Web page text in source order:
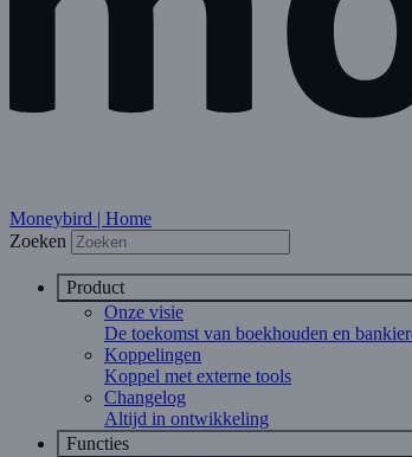
Moneybird | Home
Zoeken
Product
Onze visie
De toekomst van boekhouden en
Koppelingen
Koppel met externe tools
Changelog
Altijd in ontwikkeling
Functies